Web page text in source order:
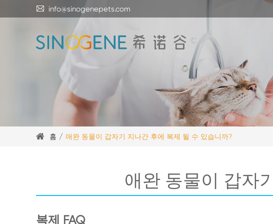
 info@sinogenepets.com
홈 애완 동물이 갑자기 지나간 후에 복제 될 수 있습니까?
애완 동물이 갑자
복제 FAQ